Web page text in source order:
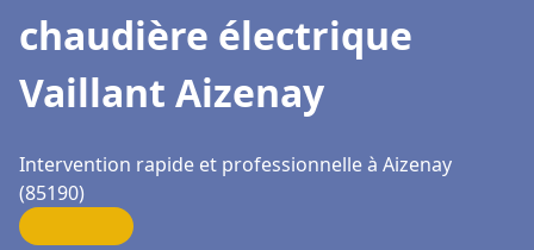
chaudière électrique
Vaillant Aizenay
Intervention rapide et professionnelle à Aizenay
(85190)